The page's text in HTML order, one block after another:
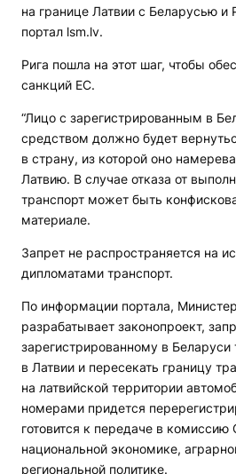
на границе Латвии с Беларусью и
портал lsm.lv.
Рига пошла на этот шаг, чтобы
санкций ЕС.
“Лицо с зарегистрированным в
средством должно будет
в страну, из которой оно
Латвию. В случае отказа от
транспорт может быть
материале.
Запрет не распространяется на
дипломатами транспорт.
По информации портала,
разрабатывает законопроект,
зарегистрированному в Беларуси
в Латвии и пересекать границу
на латвийской территории
номерами придется
готовится к передаче в комиссию
национальной экономике,
региональной политике.